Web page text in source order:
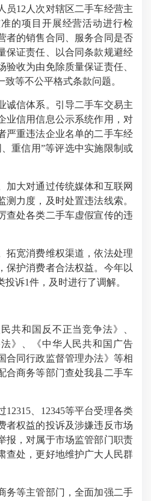
员12人次对辖区二手车经营主
的项目开展经营活动进行检
者的销售合同、服务合同是否
保证责任、以合同条款规避经
验收为由免除质量保证责任、
等不公平格式条款问题。
信体系。引导二手车交易主
业信用信息公示系统作用，对
严重违法企业名单的二手车经
重信用”等评选中实施限制或
大对通过传统媒体和互联网
测力度，及时处置违法线索。
查处各类二手车虚假宣传的违
宽消费维权渠道，依法处理
保护消费者合法权益。今年以
诉1件，及时进行了调解。
和国反不正当竞争法》、
》、《中华人民共和国 广告
合同行政监督管理办法》等相
合商务等部门查处我县二手车
、12345等平台受理各类
者权益的投诉及涉嫌违反市场
报，对属于市场监管部门职责
查处，更好地维护广大人民群
等主管部门，全面加强二手